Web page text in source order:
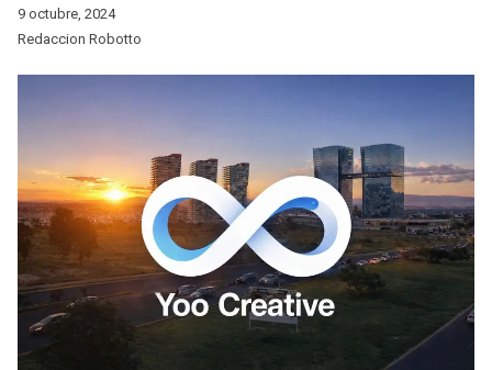
9 octubre, 2024
Redaccion Robotto